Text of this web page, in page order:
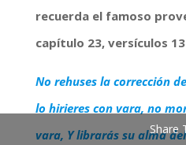
recuerda el famoso
capítulo 23, versículos
No rehuses la corrección
lo hirieres con vara, no
vara, Y librarás su alma
Share